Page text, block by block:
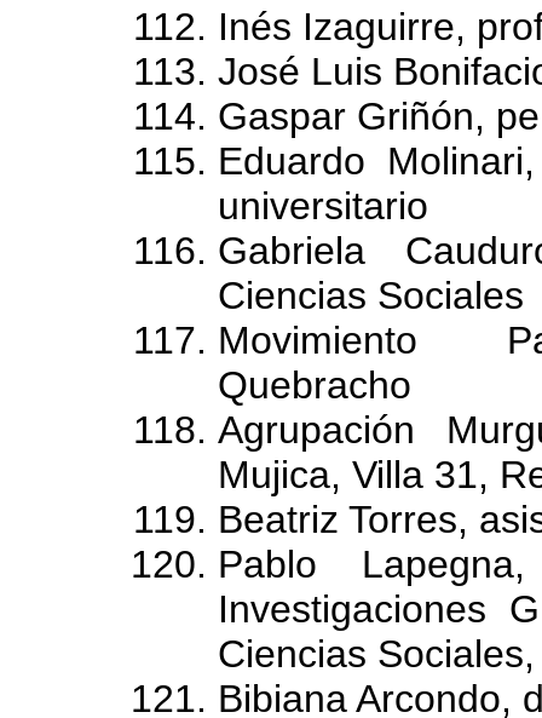
Inés Izaguirre,
José Luis
Gaspar Griñón,
Eduardo
universitario
Gabriela
Ciencias Sociales
Movimiento
Quebracho
Agrupación
Mujica, Villa 31,
Beatriz Torres,
Pablo
Investigaciones
Ciencias
Bibiana Arcondo,